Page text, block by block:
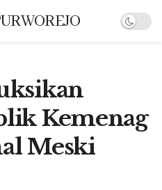
Kemenag
Meski